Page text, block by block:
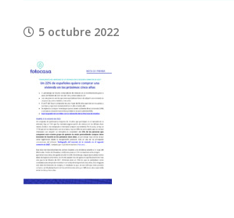
5 octubre 2022